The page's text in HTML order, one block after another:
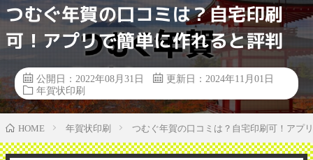
つむぐ年賀の口コミは？自宅印刷
可！アプリで簡単に作れると評判
公開日：2022年08月31日
更新日：2024年11月01日
年賀状印刷
HOME 年賀状印刷 つむぐ年賀の口コミは？自宅印刷可！アプ